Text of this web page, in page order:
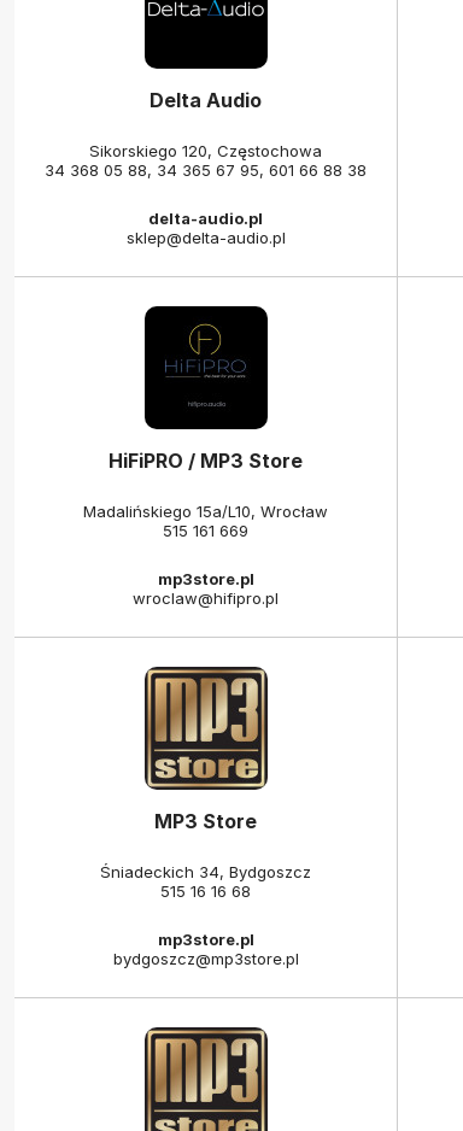
Delta Audio
Sikorskiego 120, Częstochowa
34 368 05 88, 34 365 67 95,601 66 88 38
delta-audio.pl
sklep@delta-audio.pl
HiFiPRO / MP3 Store
Madalińskiego 15a/L10, Wrocław
515 161 669
mp3store.pl
wroclaw@hifipro.pl
MP3 Store
Śniadeckich 34, Bydgoszcz
515 16 16 68
mp3store.pl
bydgoszcz@mp3store.pl